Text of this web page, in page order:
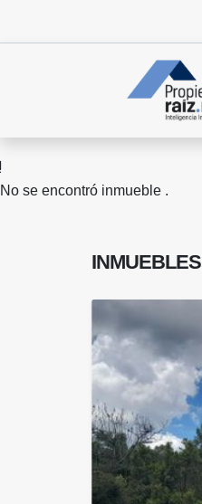
No se encontró inmueble .
INMUEBLES